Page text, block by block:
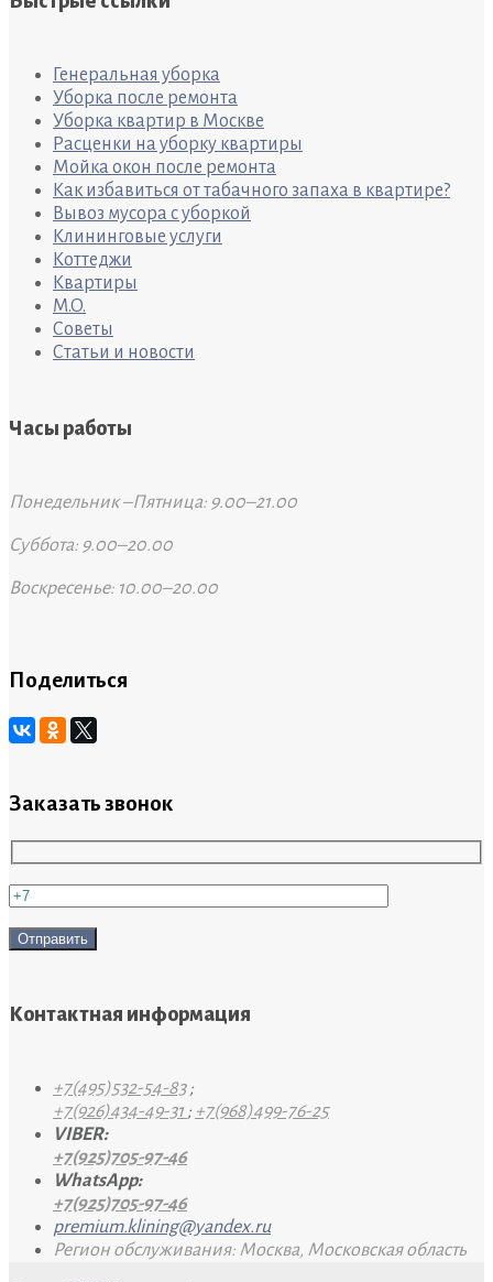
Генеральная уборка
Уборка после ремонта
Уборка квартир в Москве
Расценки на уборку квартиры
Мойка окон после ремонта
Как избавиться от табачного запаха в квартире?
Вывоз мусора с уборкой
Клининговые услуги
Коттеджи
Квартиры
M.O.
Советы
Статьи и новости
Часы работы
Понедельник –Пятница: 9.00–21.00
Суббота: 9.00–20.00
Воскресенье: 10.00–20.00
Поделиться
Заказать звонок
Контактная информация
+7(495)532-54-83 ;
+7(926)434-49-31 ; +7(968)499-76-25
VIBER:
+7(925)705-97-46
WhatsApp:
+7(925)705-97-46
premium.klining@yandex.ru
Регион обслуживания: Москва, Московская область